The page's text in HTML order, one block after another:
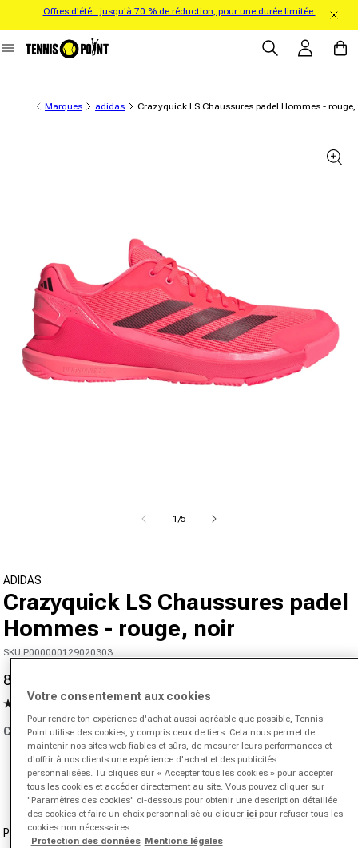
au contenu
Offres d'été : jusqu'à 70 % de réduction, pour une durée limitée.
Se connecter
Panier
Marques adidas Crazyquick LS Chaussures padel Hommes -
1/de
5
ADIDAS
Crazyquick LS Chaussures padel
Hommes - rouge, noir
SKU P000000129020303
Prix promotionnel
84,95 €
Prix normal
4.7
631
avis.
Lien
sur
la
même
page.
(631)
Couleur:rouge
Pointure
Votre consentement aux cookies
Pour rendre ton expérience d'achat aussi agréable que possible, Tennis-
Point utilise des cookies, y compris ceux de tiers. Cela nous permet de
maintenir nos sites web fiables et sûrs, de mesurer leurs performances et
d'offrir à nos clients une expérience d'achat et des publicités
personnalisées. Tu cliques sur « Accepter tous les cookies » pour accepter
tous les cookies et accéder directement au site. Vous pouvez cliquer sur
"Paramètres des cookies" ci-dessous pour obtenir une description détaillée
des cookies et faire un choix personnalisé ou cliquer icipour refuser tous les
cookies non nécessaires.
Protection des données Mentions légales